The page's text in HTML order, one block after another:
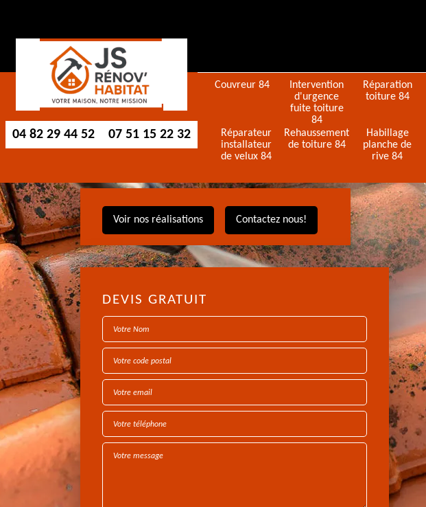
04 82 29 44 52 07 51 15 22 32
Couvreur 84
Intervention
d'urgence
fuite toiture
84
Réparation
toiture 84
Réparateur
installateur
de velux 84
Rehaussement
de toiture 84
Habillage
planche de
rive 84
Voir nos réalisations Contactez nous!
DEVIS GRATUIT